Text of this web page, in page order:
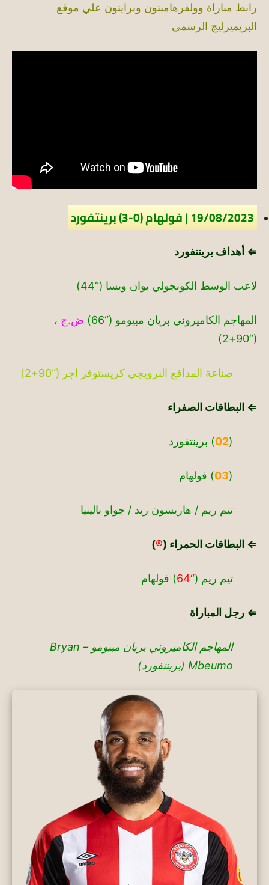
رابط مباراة وولفرهامبتون وبرايتون علي موقع
البريميرليج الرسمي
19/08/2023 | فولهام (0-3) برينتفورد
⇐ أهداف برينتفورد
لاعب الوسط الكونجولي يوان ويسا (“44)
المهاجم الكاميروني بريان مبيومو (“66) ض.ج ،
(“90+2)
صناعة المدافع النرويجي كريستوفر اجر (“90+2)
⇐ البطاقات الصفراء
(
02) برينتفورد
(
03) فولهام
تيم ريم / هاريسون ريد / جواو بالينيا
⇐ البطاقات الحمراء (®
)
تيم ريم (“64 ) فولهام
⇐ رجل المباراة
المهاجم الكاميروني بريان مبيومو – Bryan
Mbeumo (برينتفورد)